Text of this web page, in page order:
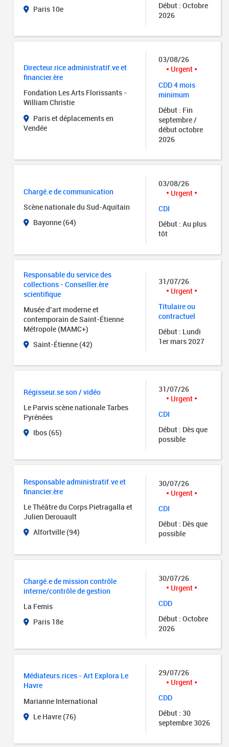
Paris 10e
Début : Octobre
2026
Directeur.rice administratif.ve et
financier.ère
Fondation Les Arts Florissants -
William Christie
Paris et déplacements en
Vendée
03/08/26
Urgent
CDD 4 mois
minimum
Début : Fin
septembre /
début octobre
2026
Chargé.e de communication
Scène nationale du Sud-Aquitain
Bayonne (64)
03/08/26
Urgent
CDI
Début : Au plus
tôt
Responsable du service des
collections - Conseiller.ère
scientifique
Musée d’art moderne et
contemporain de Saint-Étienne
Métropole (MAMC+)
Saint-Étienne (42)
31/07/26
Urgent
Titulaire ou
contractuel
Début : Lundi
1er mars 2027
Régisseur.se son / vidéo
Le Parvis scène nationale Tarbes
Pyrénées
Ibos (65)
31/07/26
Urgent
CDI
Début : Dès que
possible
Responsable administratif.ve et
financier.ère
Le Théâtre du Corps Pietragalla et
Julien Derouault
Alfortville (94)
30/07/26
Urgent
CDI
Début : Dès que
possible
Chargé.e de mission contrôle
interne/contrôle de gestion
La Femis
Paris 18e
30/07/26
Urgent
CDD
Début : Octobre
2026
Médiateurs.rices - Art Explora Le
Havre
Marianne International
Le Havre (76)
29/07/26
Urgent
CDD
Début : 30
septembre 3026